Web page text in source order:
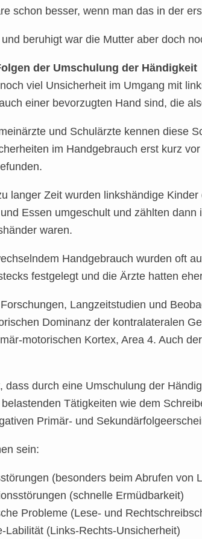
schon besser, wenn man das in der
beruhigt war die Mutter aber doch
der Umschulung der Händigkeit
viel Unsicherheit im Umgang mit
einer bevorzugten Hand sind, die
und Schulärzte kennen diese
im Handgebrauch erst kurz
langer Zeit wurden linkshändige
Essen umgeschult und zählten
waren.
Handgebrauch wurden oft
festgelegt und die Ärzte hatten
Langzeitstudien und
Dominanz der kontralateralen
motorischen Kortex, Area 4. Auch
dass durch eine Umschulung der
Tätigkeiten wie dem
Primär- und
sein:
(besonders beim Abrufen von
(schnelle Ermüdbarkeit)
Probleme (Lese- und
Labilität (Links-Rechts-Unsicherheit)